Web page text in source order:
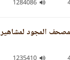
المجود لمشاهير